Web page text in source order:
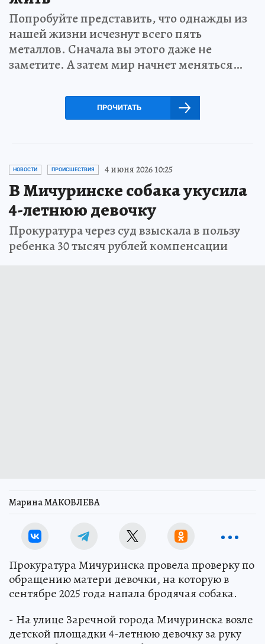
Попробуйте представить, что однажды из
нашей жизни исчезнут всего пять
металлов. Сначала вы этого даже не
заметите. А затем мир начнет меняться…
ПРОЧИТАТЬ
НОВОСТИ ПРОИСШЕСТВИЯ 4 июня 2026 10:25
В Мичуринске собака укусила
4-летнюю девочку
Прокуратура через суд взыскала в пользу
ребенка 30 тысяч рублей компенсации
Марина МАКОВЛЕВА
Прокуратура Мичуринска провела проверку по
обращению матери девочки, на которую в
сентябре 2025 года напала бродячая собака.
- На улице Заречной города Мичуринска возле
детской площадки 4-летнюю девочку за руку